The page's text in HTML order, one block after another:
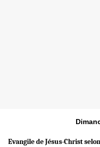
Evangile de Jésus-Christ